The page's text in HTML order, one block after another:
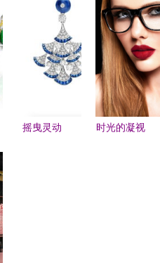
的艺术融合
般柔美的光
影艺术
摇曳灵动
时光的凝视